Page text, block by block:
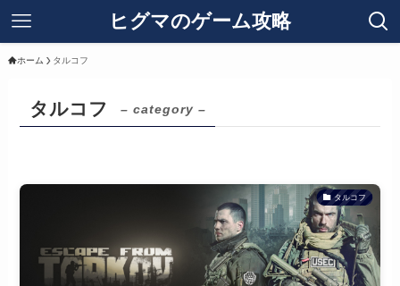
ヒグマのゲーム攻略
ホーム タルコフ
タルコフ – category –
タルコフ